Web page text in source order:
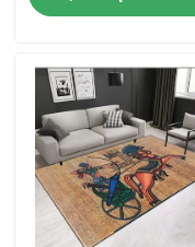
Ürünler
videolar
Hakkımızda